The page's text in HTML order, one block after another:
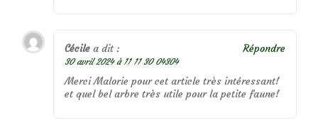
Cécile a dit :
30 avril 2024 à 11 11 30 04304
Merci Malorie pour cet article très intéressant!
et quel bel arbre très utile pour la petite faune!
Répondre